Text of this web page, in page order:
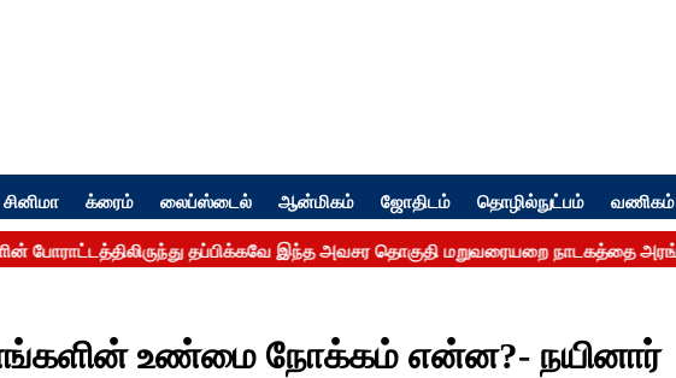
சினிமா க்ரைம் லைப்ஸ்டைல் ஆன்மிகம் ஜோதிடம் தொழில்நுட்பம் வணிகம்
உண்மை நோக்கம் என்ன?- நயினார்